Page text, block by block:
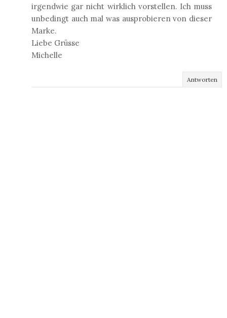
irgendwie gar nicht wirklich vorstellen. Ich muss
unbedingt auch mal was ausprobieren von dieser
Marke.
Liebe Grüsse
Michelle
Antworten